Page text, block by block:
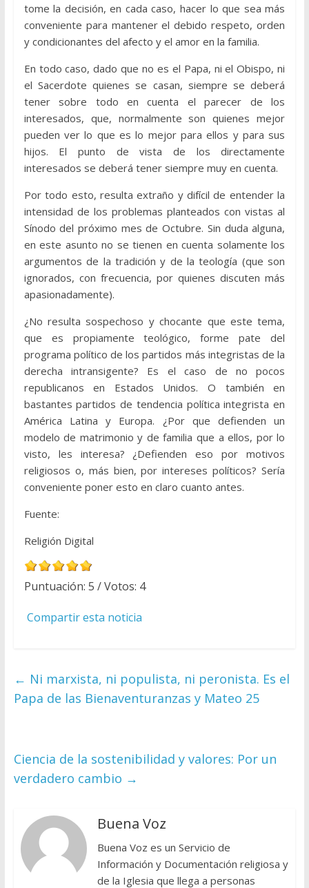
tome la decisión, en cada caso, hacer lo que sea más
conveniente para mantener el debido respeto, orden
y condicionantes del afecto y el amor en la familia.
En todo caso, dado que no es el Papa, ni el Obispo, ni
el Sacerdote quienes se casan, siempre se deberá
tener sobre todo en cuenta el parecer de los
interesados, que, normalmente son quienes mejor
pueden ver lo que es lo mejor para ellos y para sus
hijos. El punto de vista de los directamente
interesados se deberá tener siempre muy en cuenta.
Por todo esto, resulta extraño y difícil de entender la
intensidad de los problemas planteados con vistas al
Sínodo del próximo mes de Octubre. Sin duda alguna,
en este asunto no se tienen en cuenta solamente los
argumentos de la tradición y de la teología (que son
ignorados, con frecuencia, por quienes discuten más
apasionadamente).
¿No resulta sospechoso y chocante que este tema,
que es propiamente teológico, forme pate del
programa político de los partidos más integristas de la
derecha intransigente? Es el caso de no pocos
republicanos en Estados Unidos. O también en
bastantes partidos de tendencia política integrista en
América Latina y Europa. ¿Por que defienden un
modelo de matrimonio y de familia que a ellos, por lo
visto, les interesa? ¿Defienden eso por motivos
religiosos o, más bien, por intereses políticos? Sería
conveniente poner esto en claro cuanto antes.
Fuente:
Religión Digital
Puntuación: 5 / Votos: 4
Compartir esta noticia
← Ni marxista, ni populista, ni peronista. Es el
Papa de las Bienaventuranzas y Mateo 25
Ciencia de la sostenibilidad y valores: Por un
verdadero cambio →
Buena Voz
Buena Voz es un Servicio de
Información y Documentación religiosa y
de la Iglesia que llega a personas